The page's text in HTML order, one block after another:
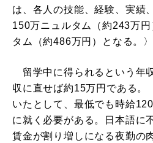
は、各人の技能、経験、実績
150万ニュルタム（約243万
タム（約486万円）となる。〉
留学中に得られるという年
収に直せば約15万円である。
いたとして、最低でも時給
に就く必要がある。日本語に
賃金が割り増しになる夜勤の